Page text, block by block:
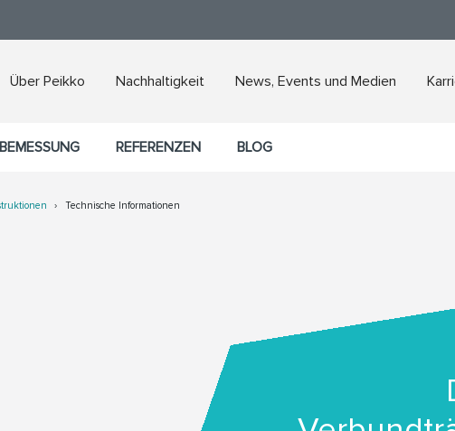
Über Peikko Nachhaltigkeit News, Events und Medien
REFERENZEN BLOG
Technische Informationen